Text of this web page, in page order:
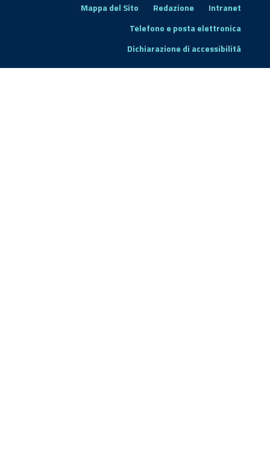
Mappa del Sito
Redazione
Intranet
Telefono e posta elettronica
Dichiarazione di accessibilità